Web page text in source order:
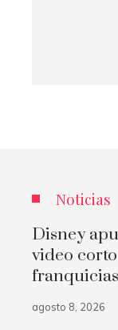
Noticias
Disney
video
agosto 8, 2026